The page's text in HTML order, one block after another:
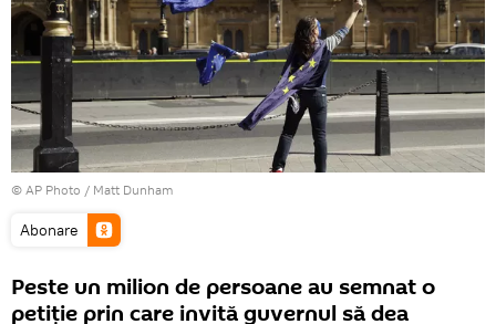
© AP Photo / Matt Dunham
Abonare
Peste un milion de persoane au semnat o
petiție prin care invită guvernul să dea